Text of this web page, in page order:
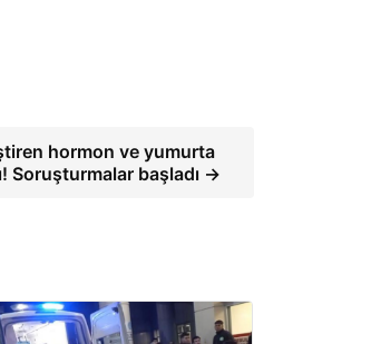
hormon ve yumurta
Soruşturmalar başladı →